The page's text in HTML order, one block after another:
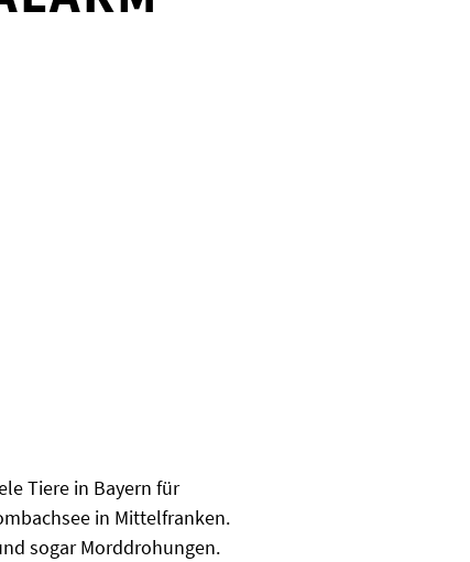
Tiere in Bayern für
in Mittelfranken.
sogar Morddrohungen.